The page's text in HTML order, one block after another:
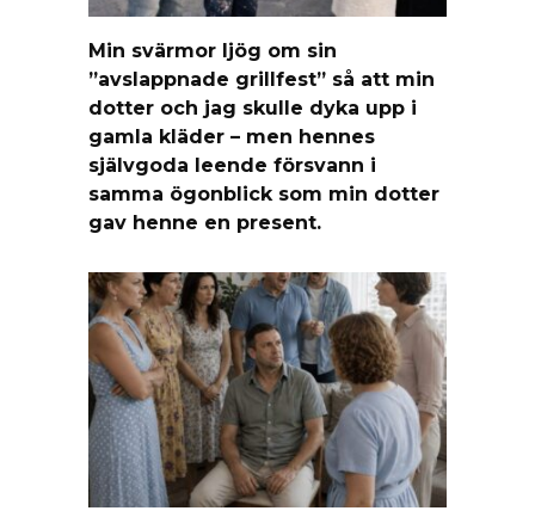
Min svärmor ljög om sin
”avslappnade grillfest” så att min
dotter och jag skulle dyka upp i
gamla kläder – men hennes
självgoda leende försvann i
samma ögonblick som min dotter
gav henne en present.